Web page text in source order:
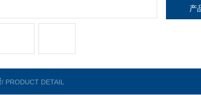
产
/ PRODUCT DETAIL